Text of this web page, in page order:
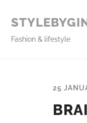
Fashion & lifestyle
25